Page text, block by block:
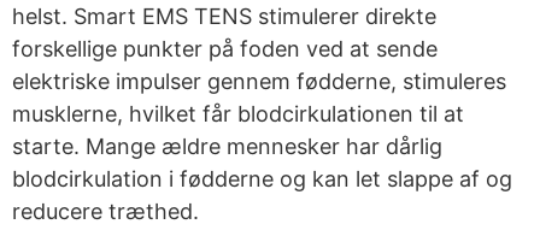
helst. Smart EMS TENS stimulerer direkte
forskellige punkter på foden ved at sende
elektriske impulser gennem fødderne, stimuleres
musklerne, hvilket får blodcirkulationen til at
starte. Mange ældre mennesker har dårlig
blodcirkulation i fødderne og kan let slappe af og
reducere træthed.